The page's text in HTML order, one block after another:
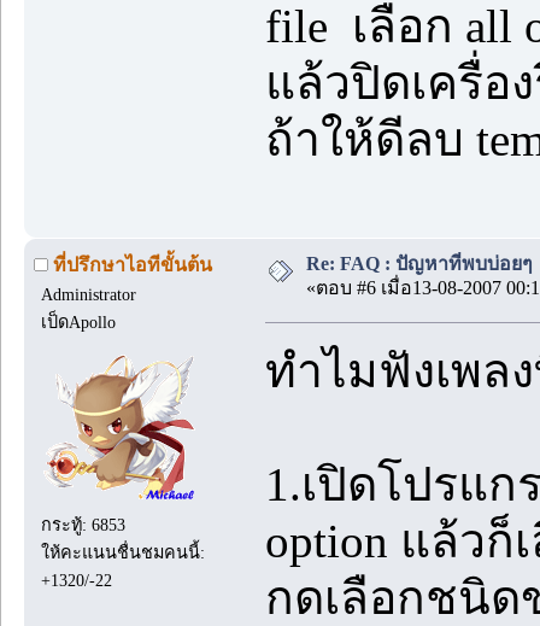
file เลือก all
แล้วปิดเครื่อ
ถ้าให้ดีลบ
ที่ปรึกษาไอทีขั้นต้น
Administrator
เป็ดApollo
กระทู้: 6853
ให้คะแนนชื่นชมคนนี้:
+1320/-22
Re: FAQ : ปัญหาที่พบบ่อยๆ
«ตอบ #6 เมื่อ13-08-2007
ทำไมฟังเพล
1.เปิดโปรแก
option แล้วก็
กดเลือกชนิด